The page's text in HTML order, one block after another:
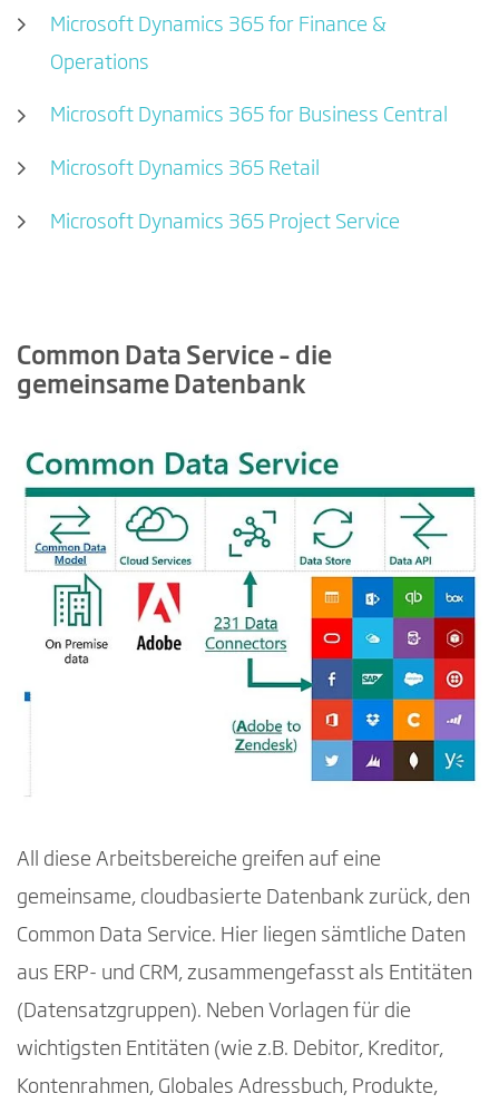
Microsoft Dynamics 365 for Finance &
Operations
Microsoft Dynamics 365 for Business Central
Microsoft Dynamics 365 Retail
Microsoft Dynamics 365 Project Service
Common Data Service – die
gemeinsame Datenbank
All diese Arbeitsbereiche greifen auf eine
gemeinsame, cloudbasierte Datenbank zurück, den
Common Data Service. Hier liegen sämtliche Daten
aus ERP- und CRM, zusammengefasst als Entitäten
(Datensatzgruppen). Neben Vorlagen für die
wichtigsten Entitäten (wie z.B. Debitor, Kreditor,
Kontenrahmen, Globales Adressbuch, Produkte,